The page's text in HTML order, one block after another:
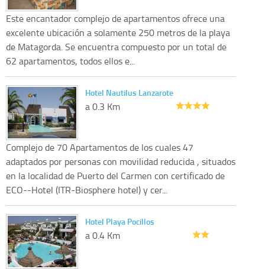
Este encantador complejo de apartamentos ofrece una
excelente ubicación a solamente 250 metros de la playa
de Matagorda. Se encuentra compuesto por un total de
62 apartamentos, todos ellos e...
Hotel Nautilus Lanzarote
a 0.3 Km
Complejo de 70 Apartamentos de los cuales 47
adaptados por personas con movilidad reducida , situados
en la localidad de Puerto del Carmen con certificado de
ECO--Hotel (ITR-Biosphere hotel) y cer...
Hotel Playa Pocillos
a 0.4 Km